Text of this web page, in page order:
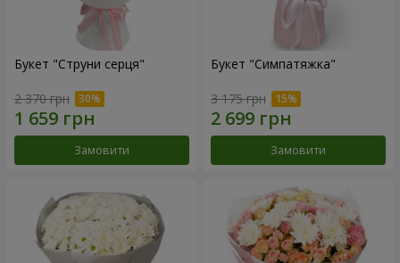
Букет "Струни серця"
2 370 грн
Замовити
Букет "Симпатяжка"
3 175 грн
Замовити